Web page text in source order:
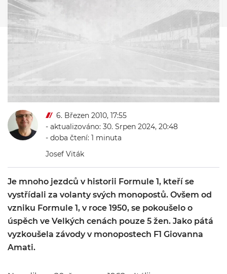
6. Březen 2010, 17:55
- aktualizováno: 30. Srpen 2024, 20:48
- doba čtení: 1 minuta
Josef Viták
Je mnoho jezdců v historii Formule 1, kteří se
vystřídali za volanty svých monopostů. Ovšem od
vzniku Formule 1, v roce 1950, se pokoušelo o
úspěch ve Velkých cenách pouze 5 žen. Jako pátá
vyzkoušela závody v monopostech F1 Giovanna
Amati.